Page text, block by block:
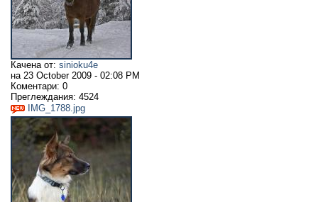
Качена от: sinioku4e
на 23 October 2009 - 02:08 PM
Коментари: 0
Преглеждания: 4524
IMG_1788.jpg